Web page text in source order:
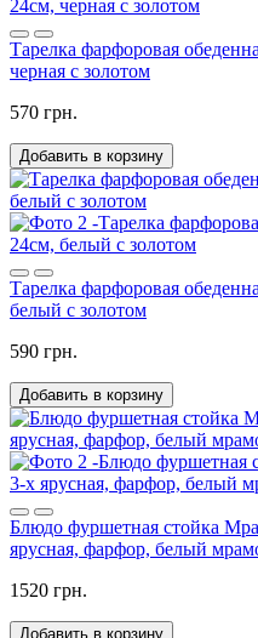
Тарелка фарфоровая
черная с золотом
570 грн.
Добавить в корзину
Тарелка фарфоровая
белый с золотом
590 грн.
Добавить в корзину
Блюдо фуршетная стойка
ярусная, фарфор, белый
1520 грн.
Добавить в корзину